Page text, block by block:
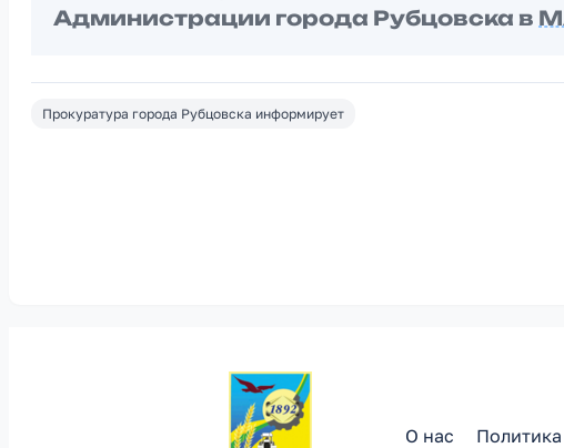
Администрации города Рубцовска в
Прокуратура города Рубцовска информирует
О нас